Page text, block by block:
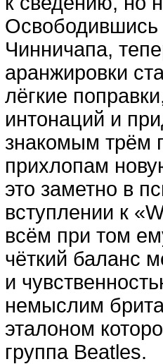
Освободившись
Чинничапа,
аранжировки
лёгкие
интонаций и
знакомым трём
прихлопам
это заметно в
вступлении к
всём при том
чёткий баланс
и
немыслим
эталоном
группа Beatles.